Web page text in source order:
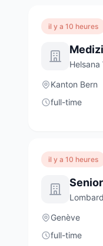
il y a 10 heures
Helsana
Kanton Bern
full-time
il y a 10 heures
Genève
full-time